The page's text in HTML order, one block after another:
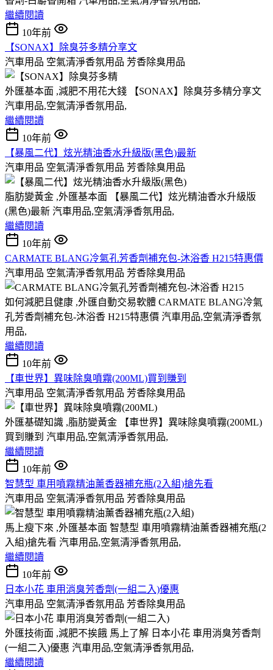
繼續閱讀
10年前
【SONAX】除臭芬多精分享文
汽車用品 空氣清淨香氛用品 芳香除臭用品
外匯基本面 ,減肥不用花大錢 【SONAX】除臭芬多精分享文
汽車用品,空氣清淨香氛用品,
繼續閱讀
10年前
【暴風二代】炫光精油香水升級版(黑色)最新
汽車用品 空氣清淨香氛用品 芳香除臭用品
脂肪變黃金 ,外匯基本面 【暴風二代】炫光精油香水升級版
(黑色)最新 汽車用品,空氣清淨香氛用品,
繼續閱讀
10年前
CARMATE BLANG冷氣孔芳香劑補充包-沐浴香 H215特惠價
汽車用品 空氣清淨香氛用品 芳香除臭用品
如何減肥且健康 ,外匯自動交易軟體 CARMATE BLANG冷氣
孔芳香劑補充包-沐浴香 H215特惠價 汽車用品,空氣清淨香氛
用品,
繼續閱讀
10年前
【車世界】異味除臭噴霧(200ML)買到賺到
汽車用品 空氣清淨香氛用品 芳香除臭用品
外匯基礎知識 ,脂肪變黃金 【車世界】異味除臭噴霧(200ML)
買到賺到 汽車用品,空氣清淨香氛用品,
繼續閱讀
10年前
智慧型 車用噴霧精油薰香器補充瓶(2入組)搶先看
汽車用品 空氣清淨香氛用品 芳香除臭用品
馬上瘦下來 ,外匯基本面 智慧型 車用噴霧精油薰香器補充瓶(2
入組)搶先看 汽車用品,空氣清淨香氛用品,
繼續閱讀
10年前
日本小花 車用消臭芳香劑(一組二入)優惠
汽車用品 空氣清淨香氛用品 芳香除臭用品
外匯技術面 ,減肥不挨餓 馬上了解 日本小花 車用消臭芳香劑
(一組二入)優惠 汽車用品,空氣清淨香氛用品,
繼續閱讀